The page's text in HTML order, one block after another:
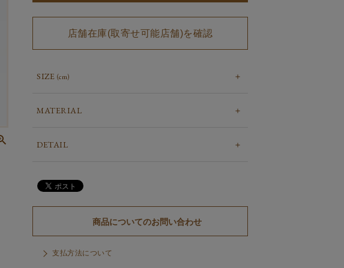
店舗在庫(取寄せ可能店舗)を確認
SIZE (cm)
MATERIAL
DETAIL
商品についてのお問い合わせ
支払方法について